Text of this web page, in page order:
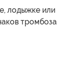
лодыжке или
тромбоза